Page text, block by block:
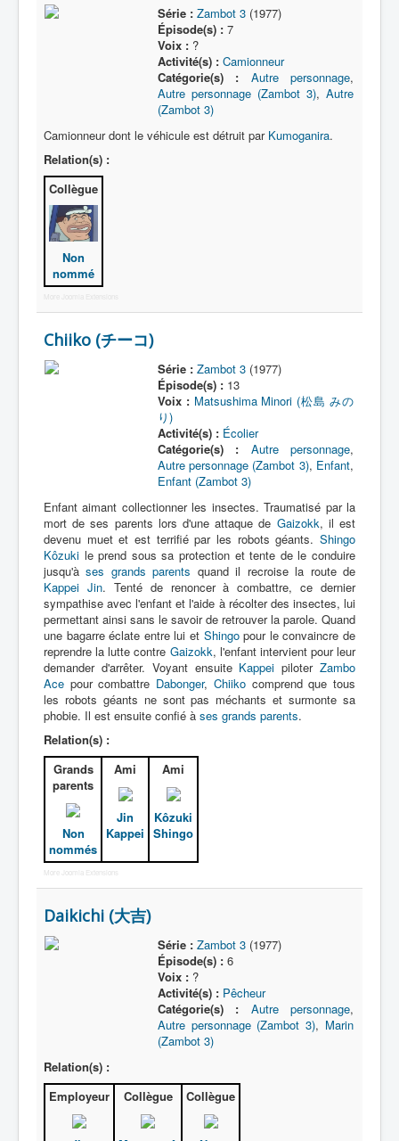
Série : Zambot 3(1977)
Épisode(s) :7
Voix :?
Activité(s) : Camionneur
Catégorie(s) :
Autre personnage,
Autre personnage (Zambot 3), Autre
(Zambot 3)
Camionneur dont le véhicule est détruit par Kumoganira.
Relation(s) :
Collègue
Non
nommé
More Joomla Extensions
Chiiko (チーコ)
Série : Zambot 3(1977)
Épisode(s) :13
Voix : Matsushima Minori (松島 みの
り)
Activité(s) : Écolier
Catégorie(s) :
Autre personnage,
Autre personnage (Zambot 3), Enfant,
Enfant (Zambot 3)
Enfant aimant collectionner les insectes. Traumatisé par la
mort de ses parents lors d'une attaque de Gaizokk, il est
devenu muet et est terrifié par les robots géants. Shingo
Kôzuki le prend sous sa protection et tente de le conduire
jusqu'àses grands parents quand il recroise la route de
Kappei Jin. Tenté de renoncer à combattre, ce dernier
sympathise avec l'enfant et l'aide à récolter des insectes, lui
permettant ainsi sans le savoir de retrouver la parole. Quand
une bagarre éclate entre lui et Shingopour le convaincre de
reprendre la lutte contre Gaizokk, l'enfant intervient pour leur
demander d'arrêter. Voyant ensuite Kappei piloterZambo
Ace pour combattre Dabonger, Chiikocomprend que tous
les robots géants ne sont pas méchants et surmonte sa
phobie. Il est ensuite confié à ses grands parents.
Relation(s) :
Grands
parents
Non
nommés
Ami
Jin
Kappei
Ami
Kôzuki
Shingo
More Joomla Extensions
Daikichi (大吉)
Série : Zambot 3(1977)
Épisode(s) :6
Voix :?
Activité(s) : Pêcheur
Catégorie(s) :
Autre personnage,
Autre personnage (Zambot 3), Marin
(Zambot 3)
Relation(s) :
Employeur
Collègue Collègue